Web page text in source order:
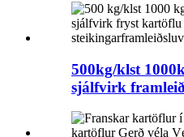
500kg/klst
sjálfvirk